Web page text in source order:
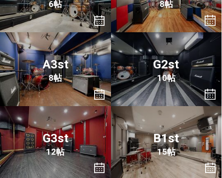
6帖 8帖
A3st
8帖
G2st
10帖
G3st
12帖
B1st
15帖